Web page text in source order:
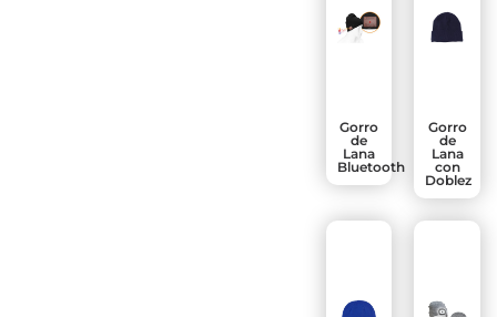
Gorro
de
Lana
Bluetooth
Gorro
de
Lana
con
Doblez